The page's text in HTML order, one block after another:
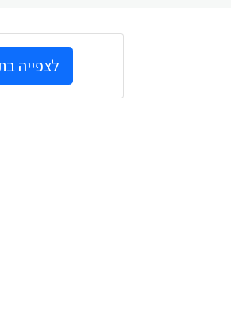
לצפייה